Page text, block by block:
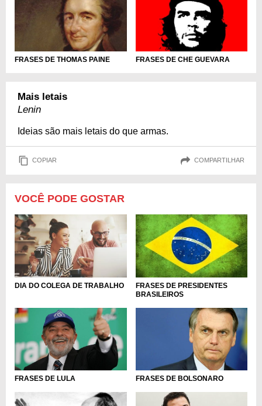
FRASES DE THOMAS PAINE FRASES DE CHE GUEVARA
Mais letais
Lenin
Ideias são mais letais do que armas.
COPIAR COMPARTILHAR
VOCÊ PODE GOSTAR
DIA DO COLEGA DE TRABALHO
FRASES DE PRESIDENTES
BRASILEIROS
FRASES DE LULA FRASES DE BOLSONARO